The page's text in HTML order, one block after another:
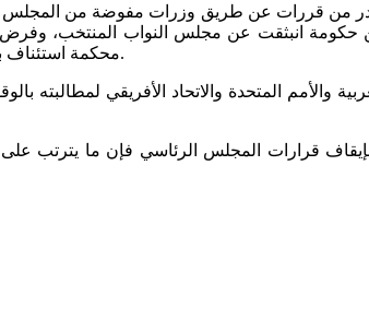
من قررات عن طريق وزرات مفوضة من المجلس
من حكومة انبثقت عن مجلس النواب المنتخب،
محكمة استئناف بنغازي أصدرت مؤخرا حكما بإيقاف كل القرارات الصادرة عن المجلس الرئاسي.
المتحدة والاتحاد الأفريقي لمطالبته
قرارات المجلس الرئاسي فإن ما يترتب